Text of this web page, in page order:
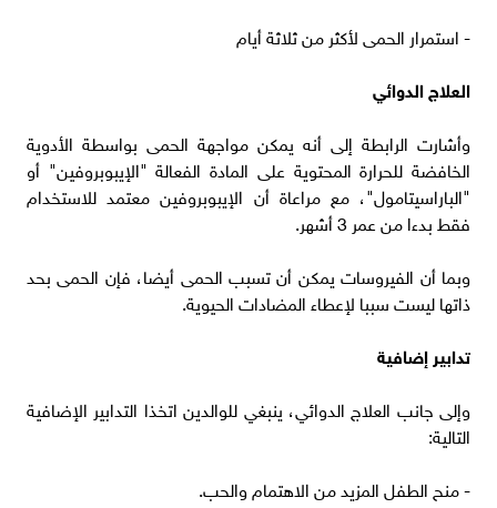
- استمرار الحمى لأكثر من ثلاثة أيام
العلاج الدوائي
وأشارت الرابطة إلى أنه يمكن مواجهة الحمى بواسطة الأدوية
الخافضة للحرارة المحتوية على المادة الفعالة "الإيبوبروفين" أو
"الباراسيتامول"، مع مراعاة أن الإيبوبروفين معتمد للاستخدام
فقط بدءا من عمر 3 أشهر.
وبما أن الفيروسات يمكن أن تسبب الحمى أيضا، فإن الحمى بحد
ذاتها ليست سببا لإعطاء المضادات الحيوية.
تدابير إضافية
وإلى جانب العلاج الدوائي، ينبغي للوالدين اتخذا التدابير الإضافية
التالية:
- منح الطفل المزيد من الاهتمام والحب.